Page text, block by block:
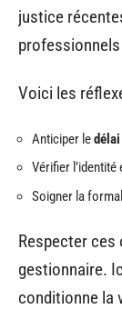
justice
Voici les
Anticiper le
Vérifier
Soigner la
Respecter
gestionnaire.
conditionne la